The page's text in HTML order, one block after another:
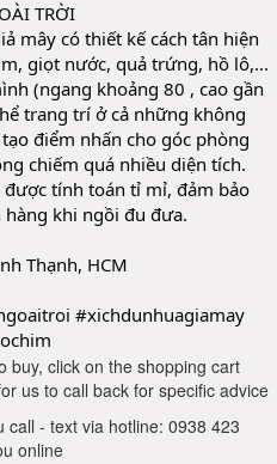
TRỜI
mây có thiết kế cách tân hiện
giọt nước, quả trứng, hồ lô,...
(ngang khoảng 80 , cao gần
trang trí ở cả những không
điểm nhấn cho góc phòng
chiếm quá nhiều diện tích.
tính toán tỉ mỉ, đảm bảo
hàng khi ngồi đu đưa.
Thạnh, HCM
#xichdunhuagiamay
buy, click on the shopping cart
us to call back for specific advice
- text via hotline: 0938 423
online